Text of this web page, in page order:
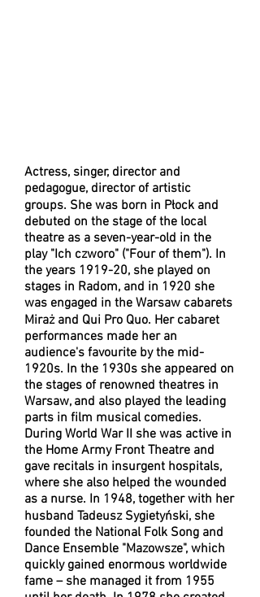
Actress, singer, director and
pedagogue, director of artistic
groups. She was born in Płock and
debuted on the stage of the local
theatre as a seven-year-old in the
play "Ich czworo" ("Four of them"). In
the years 1919-20, she played on
stages in Radom, and in 1920 she
was engaged in the Warsaw cabarets
Miraż and Qui Pro Quo. Her cabaret
performances made her an
audience's favourite by the mid-
1920s. In the 1930s she appeared on
the stages of renowned theatres in
Warsaw, and also played the leading
parts in film musical comedies.
During World War II she was active in
the Home Army Front Theatre and
gave recitals in insurgent hospitals,
where she also helped the wounded
as a nurse. In 1948, together with her
husband Tadeusz Sygietyński, she
founded the National Folk Song and
Dance Ensemble "Mazowsze", which
quickly gained enormous worldwide
fame – she managed it from 1955